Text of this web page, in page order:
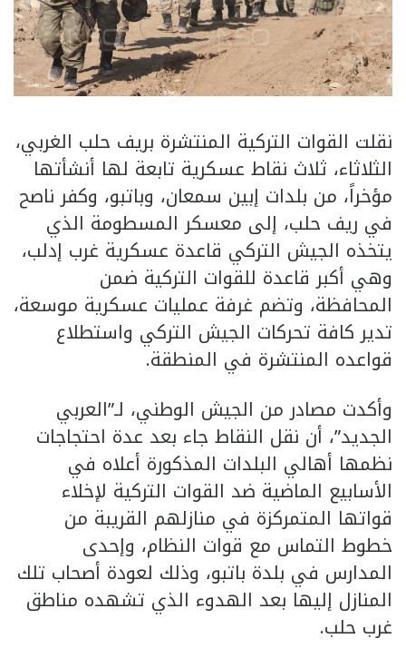
نقلت القوات التركية المنتشرة بريف حلب الغربي،
الثلاثاء، ثلاث نقاط عسكرية تابعة لها أنشأتها
مؤخراً، من بلدات إبين سمعان، وباتبو، وكفر ناصح
في ريف حلب، إلى معسكر المسطومة الذي
يتخذه الجيش التركي قاعدة عسكرية غرب إدلب،
وهي أكبر قاعدة للقوات التركية ضمن
المحافظة، وتضم غرفة عمليات عسكرية موسعة،
تدير كافة تحركات الجيش التركي واستطلاع
قواعده المنتشرة في المنطقة.
وأكدت مصادر من الجيش الوطني، لـ”العربي
الجديد”، أن نقل النقاط جاء بعد عدة احتجاجات
نظمها أهالي البلدات المذكورة أعلاه في
الأسابيع الماضية ضد القوات التركية لإخلاء
قواتها المتمركزة في منازلهم القريبة من
خطوط التماس مع قوات النظام، وإحدى
المدارس في بلدة باتبو، وذلك لعودة أصحاب تلك
المنازل إليها بعد الهدوء الذي تشهده مناطق
غرب حلب.